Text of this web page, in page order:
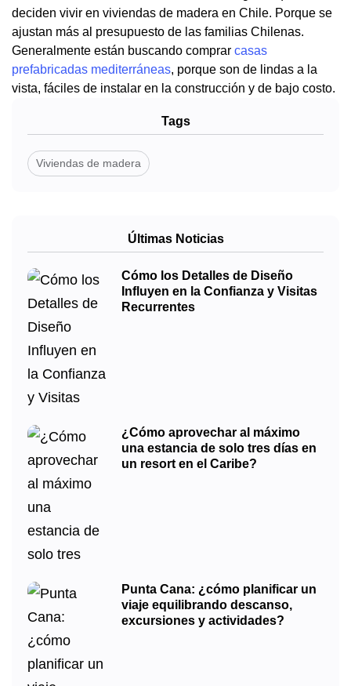
deciden vivir en viviendas de madera en Chile. Porque se
ajustan más al presupuesto de las familias Chilenas.
Generalmente están buscando comprar casas
prefabricadas mediterráneas, porque son de lindas a la
vista, fáciles de instalar en la construcción y de bajo costo.
Tags
Viviendas de madera
Últimas Noticias
Cómo los Detalles de Diseño
Influyen en la Confianza y Visitas
Recurrentes
¿Cómo aprovechar al máximo
una estancia de solo tres días en
un resort en el Caribe?
Punta Cana: ¿cómo planificar un
viaje equilibrando descanso,
excursiones y actividades?